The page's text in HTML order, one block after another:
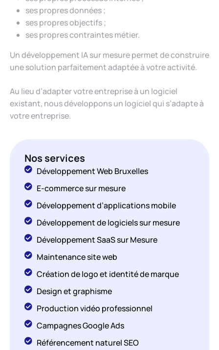
ses propres données ;
ses propres objectifs ;
ses propres contraintes métier.
Un développement IA sur mesure permet de construire
une solution parfaitement adaptée à votre activité.
Au lieu d’adapter votre entreprise à un logiciel
existant, nous développons un logiciel qui s’adapte à
votre entreprise.
Nos services
Développement Web Bruxelles
E-commerce sur mesure
Développement d’applications mobile
Développement de logiciels sur mesure
Développement SaaS sur Mesure
Maintenance site web
Création de logo et identité de marque
Design et graphisme
Production vidéo professionnel
Campagnes Google Ads
Référencement naturel SEO